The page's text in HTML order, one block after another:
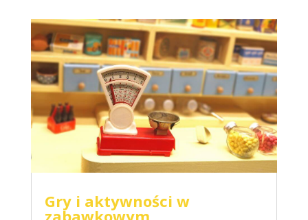
Gry i aktywności w
zabawkowym